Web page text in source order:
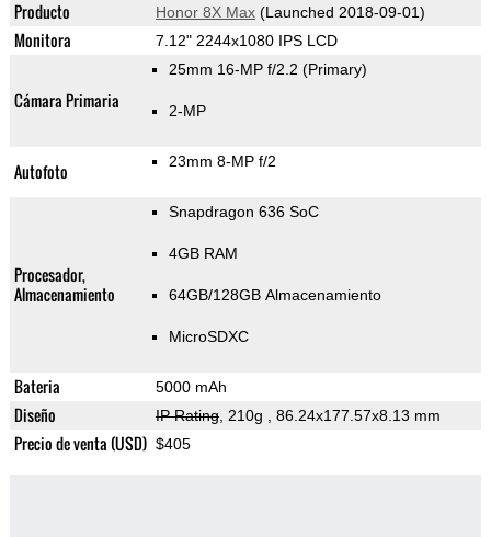
Producto Honor 8X Max(Launched 2018-09-01)
Monitora 7.12" 2244x1080 IPS LCD
Cámara Primaria
25mm 16-MP f/2.2 (Primary)
2-MP
Autofoto 23mm 8-MP f/2
Procesador,
Almacenamiento
Snapdragon 636 SoC
4GB RAM
64GB/128GB Almacenamiento
MicroSDXC
Bateria 5000 mAh
Diseño IP Rating, 210g , 86.24x177.57x8.13 mm
Precio de venta (USD) $405